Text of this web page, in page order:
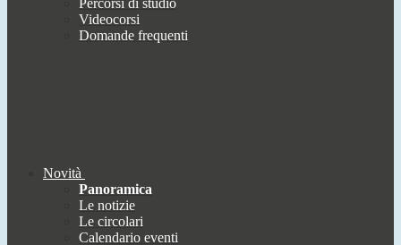
Percorsi di studio
Videocorsi
Domande frequenti
Novità
Panoramica
Le notizie
Le circolari
Calendario eventi